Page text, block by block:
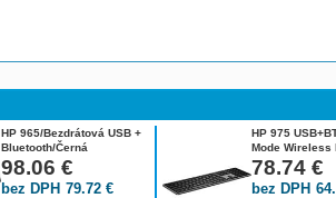
HP 965/Bezdrátová USB +
Bluetooth/Černá
7E756AA#BCM
98.06 €
79.72 €
bez DPH
HP 975
Mode Wireless
CZ
78.74 €
bez DPH